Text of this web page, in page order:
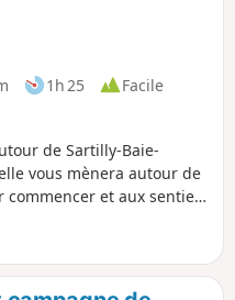
1h 25
Facile
de Sartilly-Baie-
vous mènera autour de
et aux sentiers